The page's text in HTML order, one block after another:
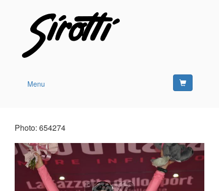
Menu
Photo: 654274